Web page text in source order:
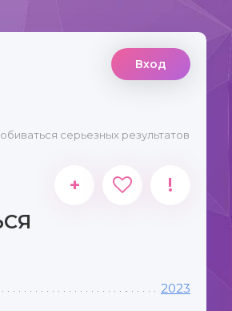
Вход
серьезных результатов
+ !
2023